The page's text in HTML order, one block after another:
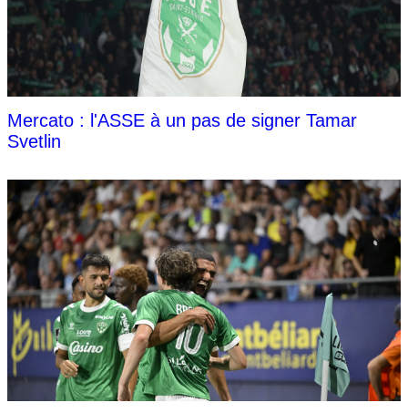
Mercato : l'ASSE à un pas de signer Tamar
Svetlin